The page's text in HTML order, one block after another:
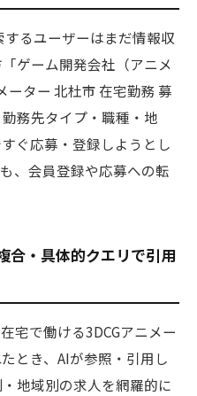
するユーザーはまだ情報収
ゲーム開発会社（アニメ
ーター 北杜市 在宅勤務 募
務先タイプ・職種・地
ぐ応募・登録しようとし
、会員登録や応募への転
合・具体的クエリで引用
宅で働ける3DCGアニメー
とき、AIが参照・引用し
地域別の求人を網羅的に